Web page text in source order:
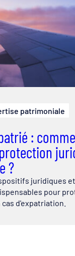
patrimoniale
:
?
juridiques et
pour
d'expatriation.